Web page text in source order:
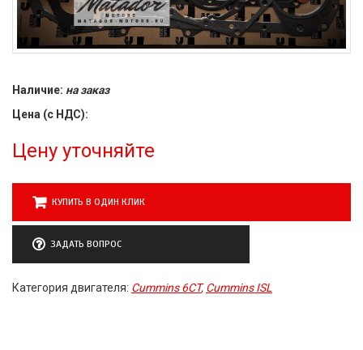
Наличие: на заказ
Цена (с НДС):
Цену уточняйте
КУПИТЬ В ОДИН КЛИК
ЗАДАТЬ ВОПРОС
Категория двигателя: Cummins 6CT,Cummins ISL